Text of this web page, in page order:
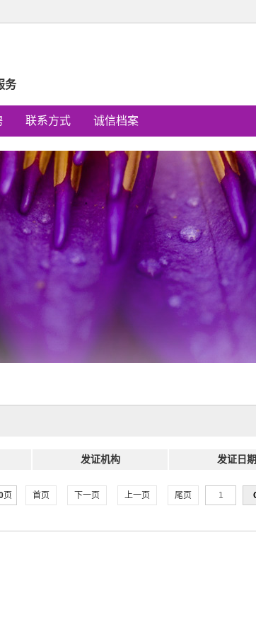
务
联系方式 诚信档案
发证机构 发证日期
页 首页 下一页 上一页 尾页